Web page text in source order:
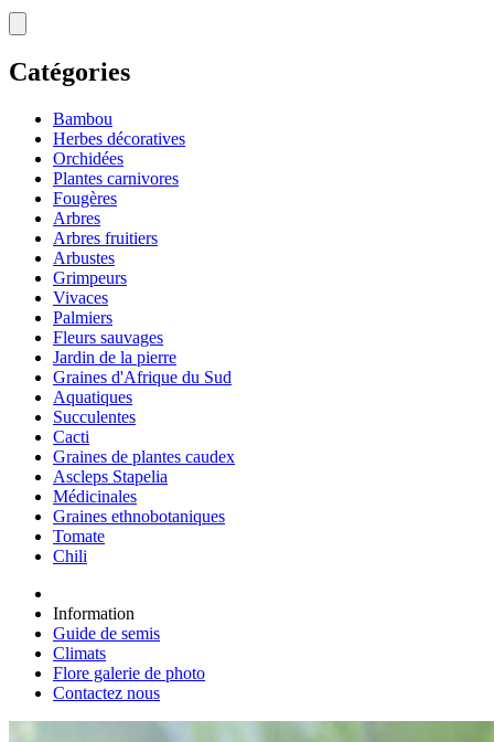
Catégories
Bambou
Herbes décoratives
Orchidées
Plantes carnivores
Fougères
Arbres
Arbres fruitiers
Arbustes
Grimpeurs
Vivaces
Palmiers
Fleurs sauvages
Jardin de la pierre
Graines d'Afrique du Sud
Aquatiques
Succulentes
Cacti
Graines de plantes caudex
Ascleps Stapelia
Médicinales
Graines ethnobotaniques
Tomate
Chili
Information
Guide de semis
Climats
Flore galerie de photo
Contactez nous